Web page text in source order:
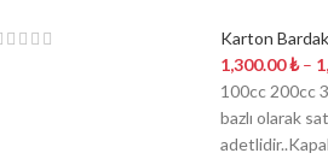
Karton
1,300.00₺ –
100cc 200cc
bazlı olarak